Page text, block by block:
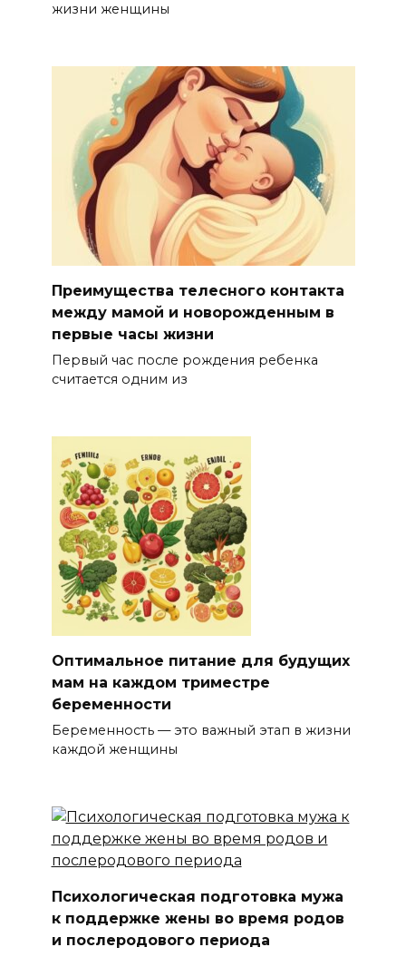
жизни женщины
Преимущества телесного контакта
между мамой и новорожденным в
первые часы жизни
Первый час после рождения ребенка
считается одним из
Оптимальное питание для будущих
мам на каждом триместре
беременности
Беременность — это важный этап в жизни
каждой женщины
Психологическая подготовка мужа
к поддержке жены во время родов
и послеродового периода